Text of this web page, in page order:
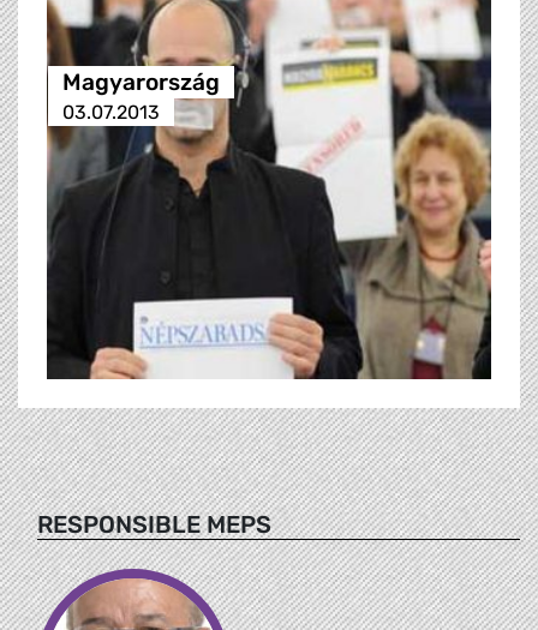
Magyarország
03.07.2013
RESPONSIBLE MEPS